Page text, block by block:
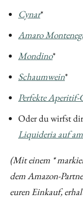
Cynar*
Amaro
Mondino*
Schaumwein*
Perfekte Aperitif-
Oder du wirfst
Liquideria auf
(Mit einem *
dem Amazon-
euren Einkauf,